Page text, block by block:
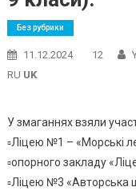
Без рубрики
11.12.2024 12
RU UK
У змаганнях взяли
▫️Ліцею №1 – «Морські
▫️опорного закладу
▫️Ліцею №3 «Авторська